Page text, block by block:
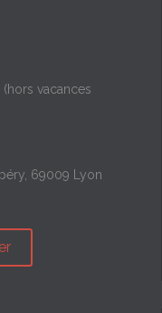
vacances
69009 Lyon